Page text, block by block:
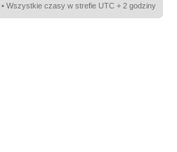
• Wszystkie czasy w strefie UTC + 2 godziny